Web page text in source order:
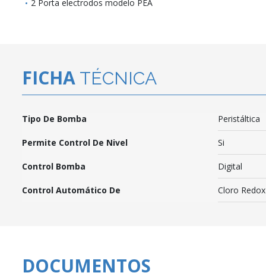
2 Porta electrodos modelo PEA
FICHA TÉCNICA
Tipo De Bomba Peristáltica
Permite Control De Nivel Si
Control Bomba Digital
Control Automático De Cloro
DOCUMENTOS